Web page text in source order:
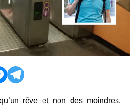
rêve et non des moindres,